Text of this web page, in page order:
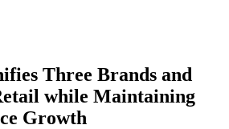
Three Brands and
while Maintaining
Growth